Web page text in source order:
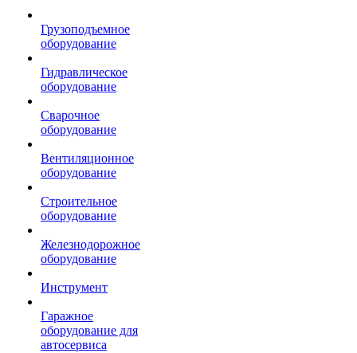
Грузоподъемное
оборудование
Гидравлическое
оборудование
Сварочное
оборудование
Вентиляционное
оборудование
Строительное
оборудование
Железнодорожное
оборудование
Инструмент
Гаражное
оборудование для
автосервиса